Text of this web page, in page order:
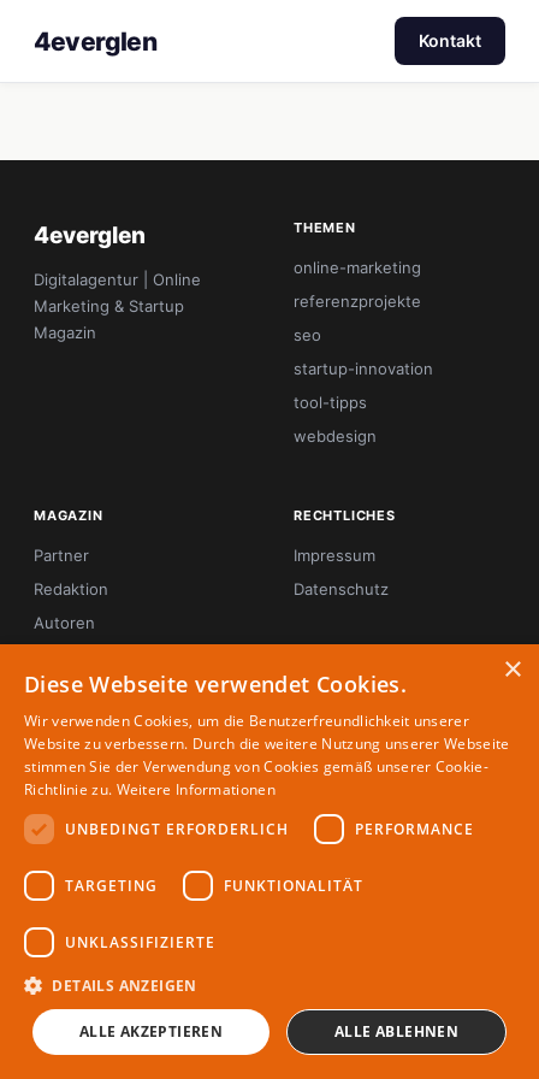
4everglen Kontakt
4everglen
Digitalagentur | Online
Marketing & Startup
Magazin
THEMEN
online-marketing
referenzprojekte
seo
startup-innovation
tool-tipps
webdesign
MAGAZIN
Partner
Redaktion
Autoren
RECHTLICHES
Impressum
Datenschutz
© 2026 4everglen
×
Diese Webseite verwendet Cookies.
Wir verwenden Cookies, um die Benutzerfreundlichkeit unserer
Website zu verbessern. Durch die weitere Nutzung unserer Webseite
stimmen Sie der Verwendung von Cookies gemäß unserer Cookie-
Richtlinie zu. Weitere Informationen
UNBEDINGT ERFORDERLICH
PERFORMANCE
TARGETING FUNKTIONALITÄT
UNKLASSIFIZIERTE
DETAILS ANZEIGEN
ALLE AKZEPTIEREN ALLE ABLEHNEN